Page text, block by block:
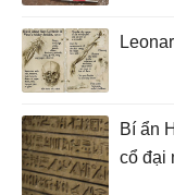
Bí ẩn
cổ đại